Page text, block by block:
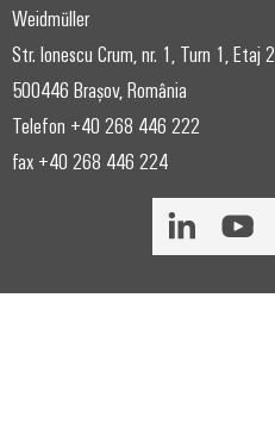
Weidmüller
Str. Ionescu Crum, nr. 1, Turn 1, Etaj 2
500446 Brașov, România
Telefon +40 268 446 222
fax +40 268 446 224